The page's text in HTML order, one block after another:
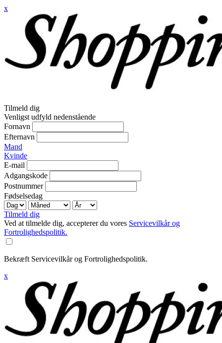
x
Tilmeld dig
Venligst udfyld nedenstående
Fornavn
Efternavn
Mand
Kvinde
E-mail
Adgangskode
Postnummer
Fødselsedag
Tilmeld dig
Ved at tilmelde dig, accepterer du vores Servicevilkår og
Fortrolighedspolitik.
Bekræft Servicevilkår og Fortrolighedspolitik.
x